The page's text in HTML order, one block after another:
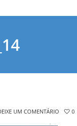
UM COMENTÁRIO 0